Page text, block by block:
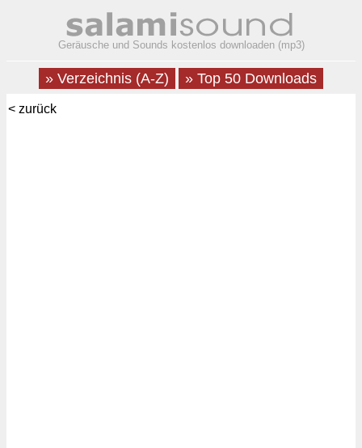
Geräusche und Sounds kostenlos downloaden (mp3)
» Verzeichnis (A-Z) » Top 50 Downloads
< zurück